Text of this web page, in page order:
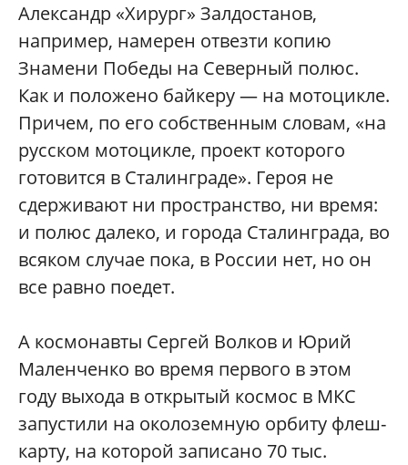
Александр «Хирург» Залдостанов,
например, намерен отвезти копию
Знамени Победы на Северный полюс.
Как и положено байкеру — на мотоцикле.
Причем, по его собственным словам, «на
русском мотоцикле, проект которого
готовится в Сталинграде». Героя не
сдерживают ни пространство, ни время:
и полюс далеко, и города Сталинграда, во
всяком случае пока, в России нет, но он
все равно поедет.
А космонавты Сергей Волков и Юрий
Маленченко во время первого в этом
году выхода в открытый космос в МКС
запустили на околоземную орбиту флеш-
карту, на которой записано 70 тыс.